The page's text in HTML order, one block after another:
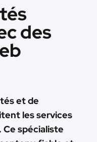
des
et de
les services
spécialiste